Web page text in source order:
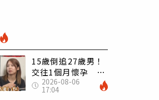
15歲倒追27歲男！
交往1個月懷孕 36
歲當阿嬤故事曝光
2026-08-06
17:04